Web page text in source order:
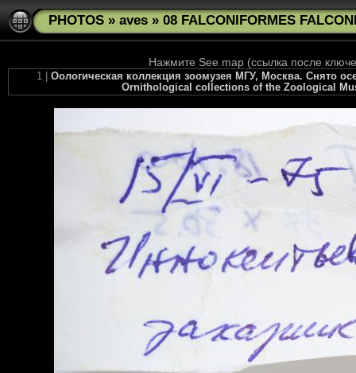
PHOTOS » aves » 08 FALCONIFORMES
Нажмите See map (ссылка после
1 | Оологическая коллекция зоомузея МГУ, Москва. Снято
Ornithological collections of the Zoological